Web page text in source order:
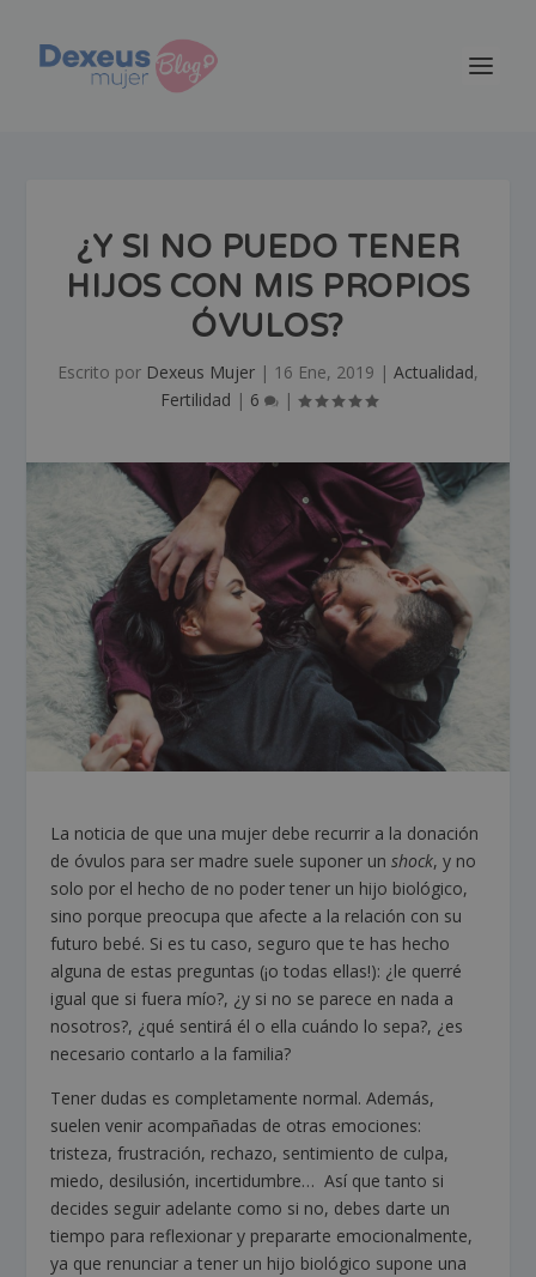
¿Y SI NO PUEDO TENER
HIJOS CON MIS PROPIOS
ÓVULOS?
Escrito por Dexeus Mujer | 16 Ene, 2019 | Actualidad,
Fertilidad | 6 |
La noticia de que una mujer debe recurrir a la donación
de óvulos para ser madre suele suponer unshock, y no
solo por el hecho de no poder tener un hijo biológico,
sino porque preocupa que afecte a la relación con su
futuro bebé. Si es tu caso, seguro que te has hecho
alguna de estas preguntas (¡o todas ellas!): ¿le querré
igual que si fuera mío?, ¿y si no se parece en nada a
nosotros?, ¿qué sentirá él o ella cuándo lo sepa?, ¿es
necesario contarlo a la familia?
Tener dudas es completamente normal. Además,
suelen venir acompañadas de otras emociones:
tristeza, frustración, rechazo, sentimiento de culpa,
miedo, desilusión, incertidumbre… Así que tanto si
decides seguir adelante como si no, debes darte un
tiempo para reflexionar y prepararte emocionalmente,
ya que renunciar a tener un hijo biológico supone una